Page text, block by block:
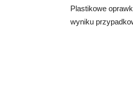
Plastikowe
wyniku